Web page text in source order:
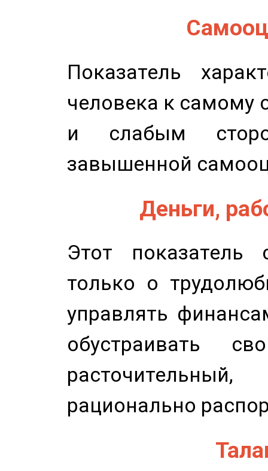
Показатель
человека к самому
и слабым
завышенной
Деньги,
Этот показатель
только о
управлять
обустраивать
рационально